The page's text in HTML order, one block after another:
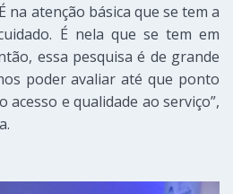
na atenção básica que se tem a
É nela que se tem em
essa pesquisa é de grande
poder avaliar até que ponto
e qualidade ao serviço”,
.